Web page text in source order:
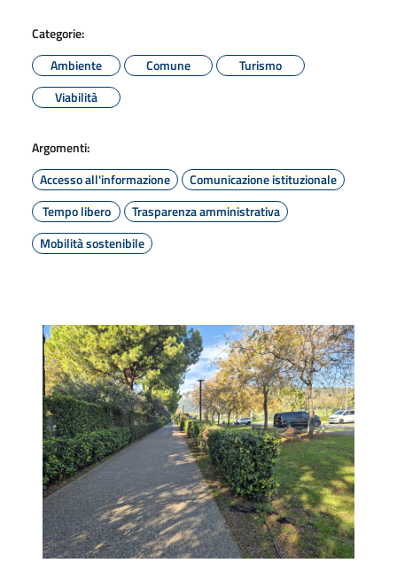
Categorie:
Ambiente
Comune
Turismo
Viabilità
Argomenti:
Accesso all'informazione
Comunicazione istituzionale
Tempo libero
Trasparenza amministrativa
Mobilità sostenibile